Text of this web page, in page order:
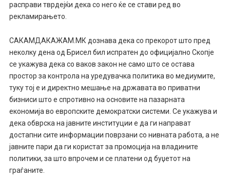
расправи тврдејќи дека со него ќе се стави ред во
рекламирањето.
САКАМДАКАЖАМ.МК дознава дека со прекорот што пред
неколку дена од Брисел бил испратен до официјално Скопје
се укажува дека со ваков закон не само што се остава
простор за контрола на уредувачка политика во медиумите,
туку тој е и директно мешање на државата во приватни
бизниси што е спротивно на основите на пазарната
економија во европските демократски системи. Се укажува и
дека обврска на јавните институции е да ги направат
достапни сите информации поврзани со нивната работа, а не
јавните пари да ги користат за промоција на владините
политики, за што впрочем и се платени од буџетот на
граѓаните.